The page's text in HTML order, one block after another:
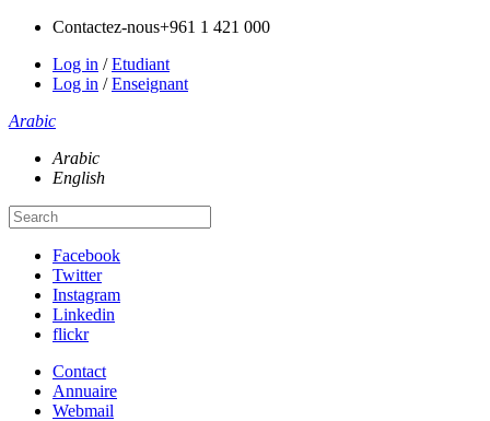
Contactez-nous+961 1 421 000
Log in /Etudiant
Log in /Enseignant
Arabic
Arabic
English
Facebook
Twitter
Instagram
Linkedin
flickr
Contact
Annuaire
Webmail